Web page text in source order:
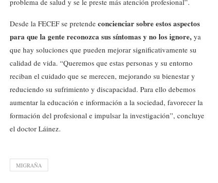
problema de salud y se le preste más atención profesional”.
Desde la FECEF se pretende concienciar sobre estos aspectos
para que la gente reconozca sus síntomas y no los ignore, ya
que hay soluciones que pueden mejorar significativamente su
calidad de vida. “Queremos que estas personas y su entorno
reciban el cuidado que se merecen, mejorando su bienestar y
reduciendo su sufrimiento y discapacidad. Para ello debemos
aumentar la educación e información a la sociedad, favorecer la
formación del profesional e impulsar la investigación”, concluye
el doctor Láinez.
MIGRAÑA